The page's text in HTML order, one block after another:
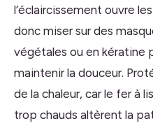
l’éclaircissement ouvre
donc miser sur des
végétales ou en kératine
maintenir la douceur.
de la chaleur, car le fer à
trop chauds altèrent la